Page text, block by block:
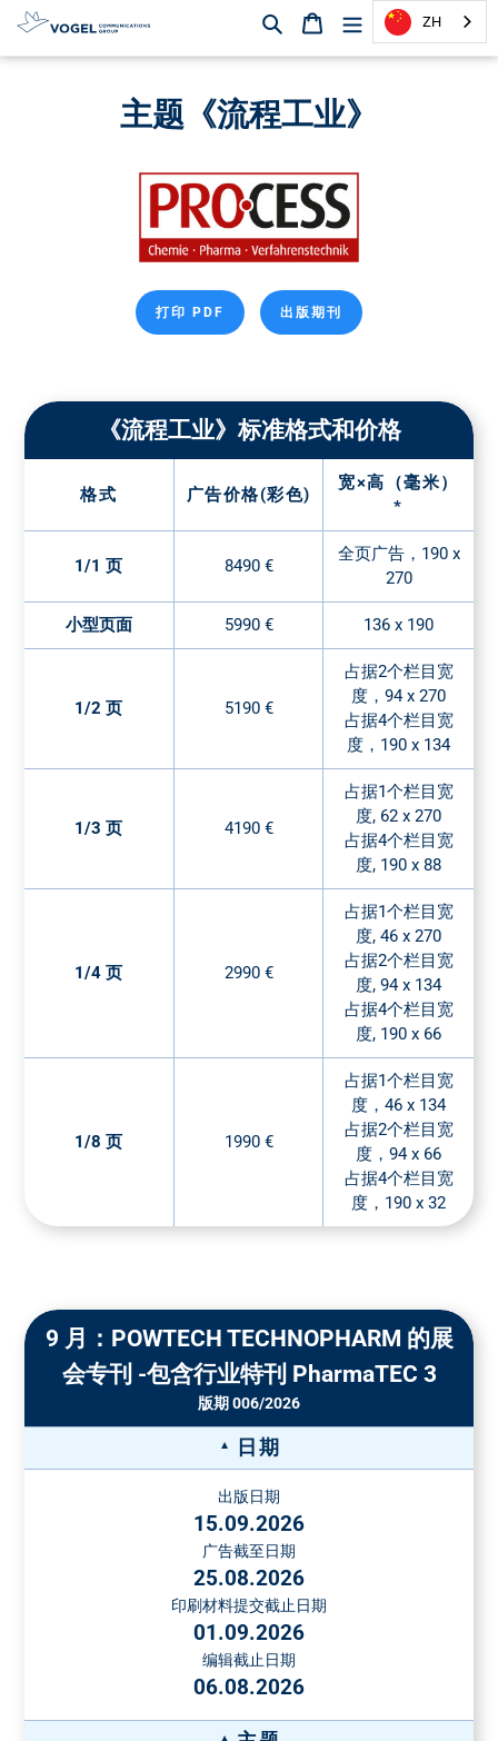
直
搜索 购物篮 ZH
主题《流程工业》
打印 PDF 出版期刊
《流程工业》标准格式和价格
格式 广告价格(彩色)
宽×高（毫米）
*
1/1 页 8490 €
全页广告，190 x
270
小型页面 5990 € 136 x 190
1/2 页 5190 €
占据2个栏目宽
度，94 x 270
占据4个栏目宽
度，190 x 134
1/3 页 4190 €
占据1个栏目宽
度, 62 x 270
占据4个栏目宽
度, 190 x 88
1/4 页 2990 €
占据1个栏目宽
度, 46 x 270
占据2个栏目宽
度, 94 x 134
占据4个栏目宽
度, 190 x 66
1/8 页 1990 €
占据1个栏目宽
度，46 x 134
占据2个栏目宽
度，94 x 66
占据4个栏目宽
度，190 x 32
9 月：POWTECH TECHNOPHARM 的展
会专刊 -包含行业特刊 PharmaTEC 3
版期 006/2026
日期
出版日期
15.09.2026
广告截至日期
25.08.2026
印刷材料提交截止日期
01.09.2026
编辑截止日期
06.08.2026